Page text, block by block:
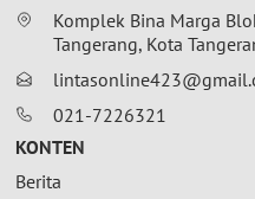
Komplek Bina Marga
Tangerang, Kota
021-7226321
KONTEN
Berita